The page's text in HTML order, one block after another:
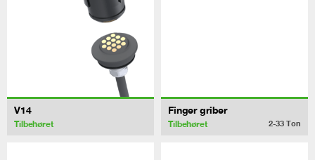
V14
Tilbehøret
Finger griber
Tilbehøret 2-33 Ton